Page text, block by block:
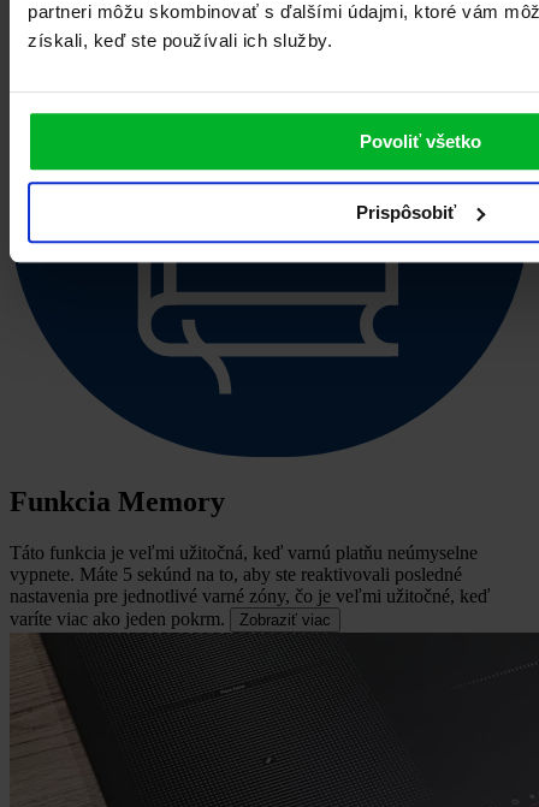
partneri môžu skombinovať s ďalšími údajmi, ktoré vám
získali, keď ste používali ich služby.
Povoliť všetko
Prispôsobiť
Funkcia Memory
Táto funkcia je veľmi užitočná, keď varnú platňu neúmyselne
vypnete. Máte 5 sekúnd na to, aby ste reaktivovali posledné
nastavenia pre jednotlivé varné zóny, čo je veľmi užitočné, keď
varíte viac ako jeden pokrm.
Zobraziť viac